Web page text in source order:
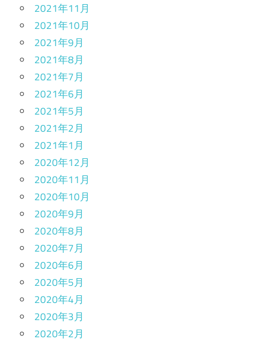
2021年11月
2021年10月
2021年9月
2021年8月
2021年7月
2021年6月
2021年5月
2021年2月
2021年1月
2020年12月
2020年11月
2020年10月
2020年9月
2020年8月
2020年7月
2020年6月
2020年5月
2020年4月
2020年3月
2020年2月